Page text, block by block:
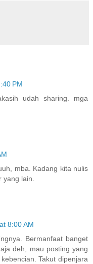
PM
udah sharing. mga
mba. Kadang kita nulis
lain.
8:00 AM
Bermanfaat banget
deh, mau posting yang
Takut dipenjara